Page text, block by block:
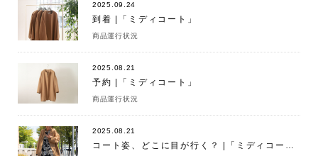
2025.09.24
到着 |「ミディコート」
商品運行状況
2025.08.21
予約 |「ミディコート」
商品運行状況
2025.08.21
コート姿、どこに目が行く？ |「ミディコート」